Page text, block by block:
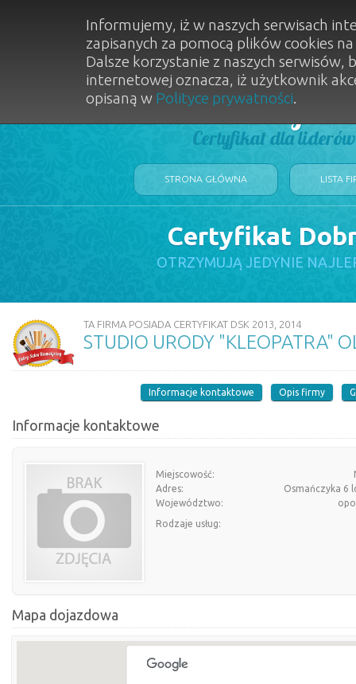
Dobry
Certyfikat dla
STRONA GŁÓWNA LISTA
Certyfikat
OTRZYMUJĄ JEDYNIE
TA FIRMA POSIADA CERTYFIKAT DSK 2013, 2014
STUDIO URODY "KLEOPATRA"
Informacje kontaktowe Opis firmy
Informacje kontaktowe
Miejscowość:
Adres:
Osmańczyka 6
Województwo:
Rodzaje usług:
Mapa dojazdowa
Informujemy, iż w naszych serwisach
zapisanych za pomocą plików cookies
Dalsze korzystanie z naszych
internetowej oznacza, iż użytkownik
opisaną w Polityce prywatności.